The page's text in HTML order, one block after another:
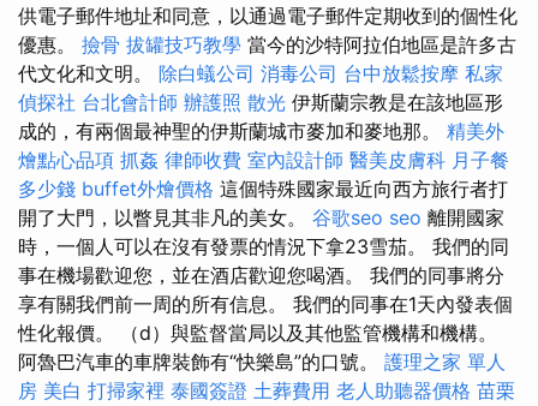
供電子郵件地址和同意，以通過電子郵件定期收到的個性化
優惠。 撿骨 拔罐技巧教學 當今的沙特阿拉伯地區是許多古
代文化和文明。 除白蟻公司 消毒公司 台中放鬆按摩 私家
偵探社 台北會計師 辦護照 散光 伊斯蘭宗教是在該地區形
成的，有兩個最神聖的伊斯蘭城市麥加和麥地那。 精美外
燴點心品項 抓姦 律師收費 室內設計師 醫美皮膚科 月子餐
多少錢 buffet外燴價格 這個特殊國家最近向西方旅行者打
開了大門，以瞥見其非凡的美女。 谷歌seo seo 離開國家
時，一個人可以在沒有發票的情況下拿23雪茄。 我們的同
事在機場歡迎您，並在酒店歡迎您喝酒。 我們的同事將分
享有關我們前一周的所有信息。 我們的同事在1天內發表個
性化報價。 （d）與監督當局以及其他監管機構和機構。
阿魯巴汽車的車牌裝飾有“快樂島”的口號。 護理之家 單人
房 美白 打掃家裡 泰國簽證 土葬費用 老人助聽器價格 苗栗